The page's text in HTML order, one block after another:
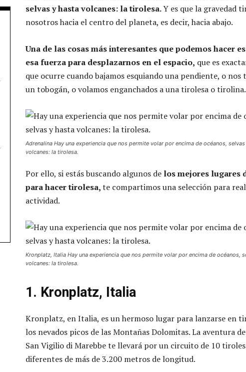
selvas y hasta volcanes: la tirolesa.Y es que la gravedad
nosotros hacia el centro del planeta, es decir, hacia abajo.
Una de las cosas más interesantes que podemos hacer
esa fuerza para desplazarnos en el espacio, que es
que ocurre cuando bajamos esquiando una pendiente, o nos
un tobogán, o volamos enganchados a una tirolesa o tirolina.
Adrenalina Hay una experiencia que nos permite volar por encima de océanos,
volcanes: la tirolesa.
Por ello, si estás buscando algunos de los mejores lugares
para hacer tirolesa,te compartimos una selección para
actividad.
Kronplatz, Italia Hay una experiencia que nos permite volar por encima de océanos,
volcanes: la tirolesa.
1. Kronplatz, Italia
Kronplatz, en Italia, es un hermoso lugar para lanzarse en
los nevados picos de las Montañas Dolomitas. La aventura
San Vigilio di Marebbe te llevará por un circuito de 10
diferentes de más de 3.200 metros de longitud.